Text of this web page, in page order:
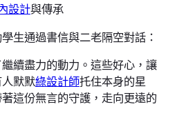
設計與傳承
生通過書信與二老隔空對話：
續盡力的動力。這些好心，讓
默默綠設計師托住本身的星
這份無言的守護，走向更遠的